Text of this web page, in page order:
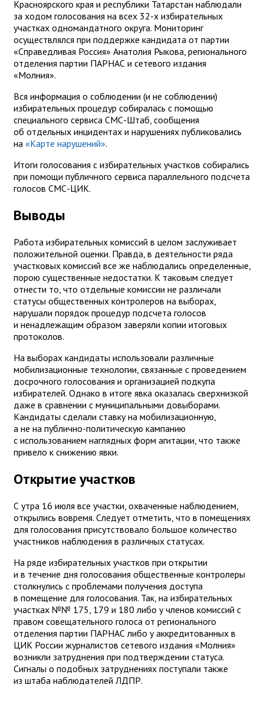
Красноярского края и республики Татарстан наблюдали
за ходом голосования на всех 32-х избирательных
участках одномандатного округа. Мониторинг
осуществлялся при поддержке кандидата от партии
«Справедливая Россия» Анатолия Рыкова, регионального
отделения партии ПАРНАС и сетевого издания
«Молния».
Вся информация о соблюдении (и не соблюдении)
избирательных процедур собиралась с помощью
специального сервиса СМС-Штаб, сообщения
об отдельных инцидентах и нарушениях публиковались
на «Карте нарушений».
Итоги голосования с избирательных участков собирались
при помощи публичного сервиса параллельного подсчета
голосов СМС-ЦИК.
Выводы
Работа избирательных комиссий в целом заслуживает
положительной оценки. Правда, в деятельности ряда
участковых комиссий все же наблюдались определенные,
порою существенные недостатки. К таковым следует
отнести то, что отдельные комиссии не различали
статусы общественных контролеров на выборах,
нарушали порядок процедур подсчета голосов
и ненадлежащим образом заверяли копии итоговых
протоколов.
На выборах кандидаты использовали различные
мобилизационные технологии, связанные с проведением
досрочного голосования и организацией подкупа
избирателей. Однако в итоге явка оказалась сверхнизкой
даже в сравнении с муниципальными довыборами.
Кандидаты сделали ставку на мобилизационную,
а не на публично-политическую кампанию
с использованием наглядных форм агитации, что также
привело к снижению явки.
Открытие участков
С утра 16 июля все участки, охваченные наблюдением,
открылись вовремя. Следует отметить, что в помещениях
для голосования присутствовало большое количество
участников наблюдения в различных статусах.
На ряде избирательных участков при открытии
и в течение дня голосования общественные контролеры
столкнулись с проблемами получения доступа
в помещение для голосования. Так, на избирательных
участках №№ 175, 179 и 180 либо у членов комиссий с
правом совещательного голоса от регионального
отделения партии ПАРНАС либо у аккредитованных в
ЦИК России журналистов сетевого издания «Молния»
возникли затруднения при подтверждении статуса.
Сигналы о подобных затруднениях поступали также
из штаба наблюдателей ЛДПР.